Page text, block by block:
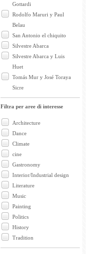
Gottardi
Rodolfo Maruri y Paul
Belau
San Antonio el chiquito
Silvestre Abarca
Silvestre Abarca y Luis
Huet
Tomás Mur y José Toraya
Sicre
Filtra per aree di interesse
Architecture
Dance
Climate
cine
Gastronomy
Interior/Industrial design
Literature
Music
Painting
Politics
History
Tradition